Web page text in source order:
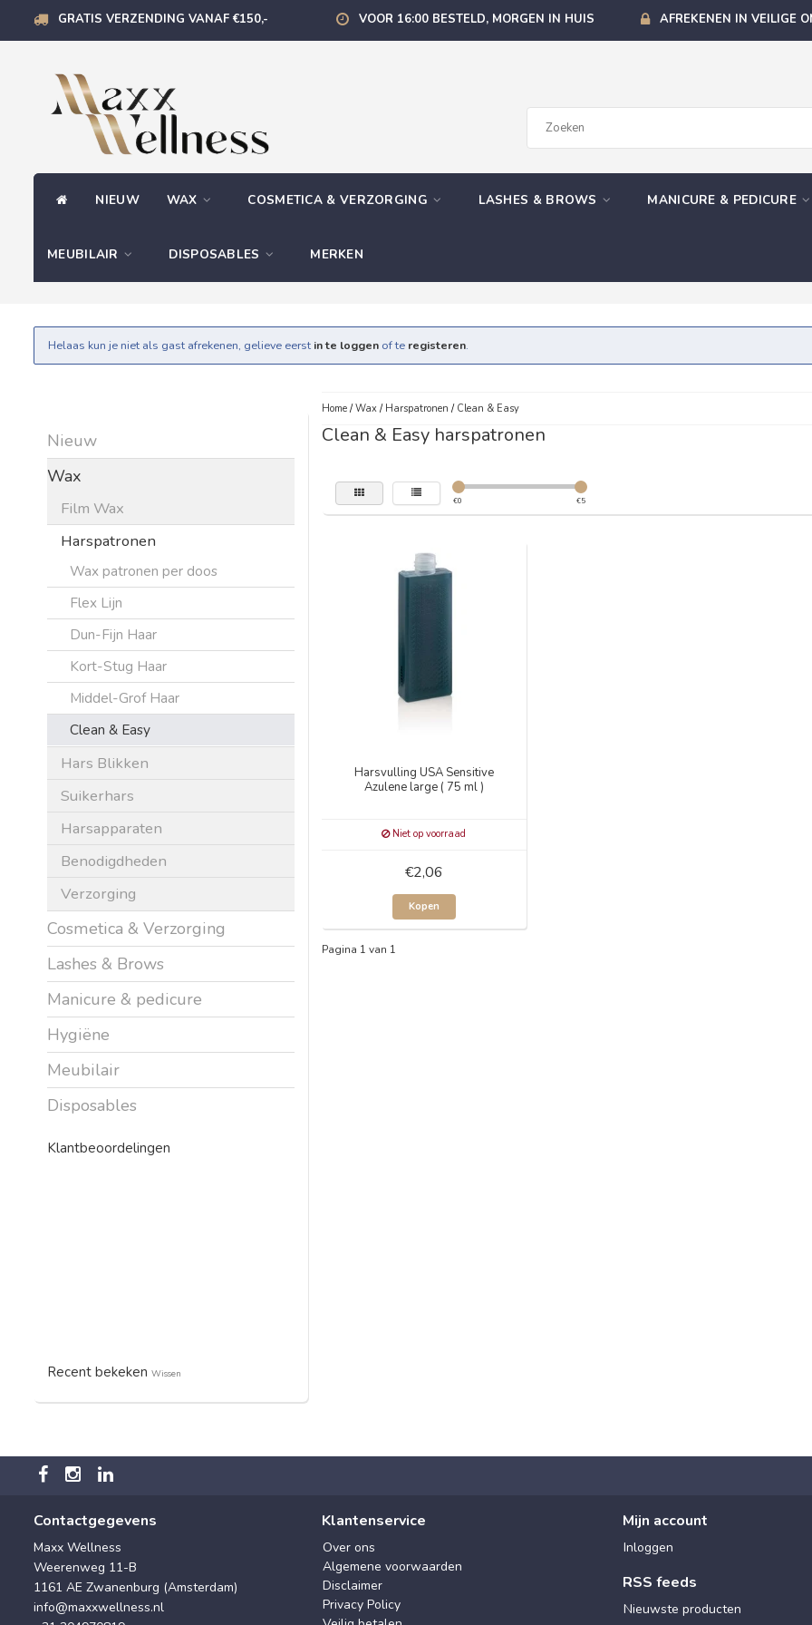
GRATIS VERZENDING VANAF €150,- VOOR 16:00 BESTELD, MORGEN IN HUIS AFREKENEN IN VEILIGE
NIEUW WAX COSMETICA & VERZORGING LASHES & BROWS MANICURE & PEDICURE
MEUBILAIR DISPOSABLES MERKEN
Helaas kun je niet als gast afrekenen, gelieve eerst in te loggen of te registeren.
Nieuw
Wax
Film Wax
Harspatronen
Wax patronen per doos
Flex Lijn
Dun-Fijn Haar
Kort-Stug Haar
Middel-Grof Haar
Clean & Easy
Hars Blikken
Suikerhars
Harsapparaten
Benodigdheden
Verzorging
Cosmetica & Verzorging
Lashes & Brows
Manicure & pedicure
Hygiëne
Meubilair
Disposables
Klantbeoordelingen
Recent bekeken Wissen
Home/Wax/ Harspatronen / Clean & Easy
Clean & Easy harspatronen
€0 €5
Harsvulling USA Sensitive
Azulene large ( 75 ml )
Niet op voorraad
€2,06
Kopen
Pagina 1 van 1
Contactgegevens
Maxx Wellness
Weerenweg 11-B
1161 AE Zwanenburg (Amsterdam)
info@maxxwellness.nl
Klantenservice
Over ons
Algemene voorwaarden
Disclaimer
Privacy Policy
Mijn account
Inloggen
RSS feeds
Nieuwste producten